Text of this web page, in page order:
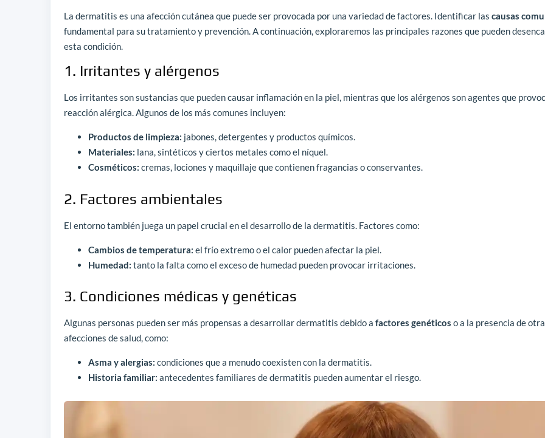
La dermatitis es una afección cutánea que puede ser provocada por una variedad de factores. Identificar las causas
fundamental para su tratamiento y prevención. A continuación, exploraremos las principales razones que pueden
esta condición.
1. Irritantes y alérgenos
Los irritantes son sustancias que pueden causar inflamación en la piel, mientras que los alérgenos son agentes que
reacción alérgica. Algunos de los más comunes incluyen:
Productos de limpieza: jabones, detergentes y productos químicos.
Materiales: lana, sintéticos y ciertos metales como el níquel.
Cosméticos: cremas, lociones y maquillaje que contienen fragancias o conservantes.
2. Factores ambientales
El entorno también juega un papel crucial en el desarrollo de la dermatitis. Factores como:
Cambios de temperatura: el frío extremo o el calor pueden afectar la piel.
Humedad: tanto la falta como el exceso de humedad pueden provocar irritaciones.
3. Condiciones médicas y genéticas
Algunas personas pueden ser más propensas a desarrollar dermatitis debido a factores genéticos o a la presencia de
afecciones de salud, como:
Asma y alergias: condiciones que a menudo coexisten con la dermatitis.
Historia familiar: antecedentes familiares de dermatitis pueden aumentar el riesgo.